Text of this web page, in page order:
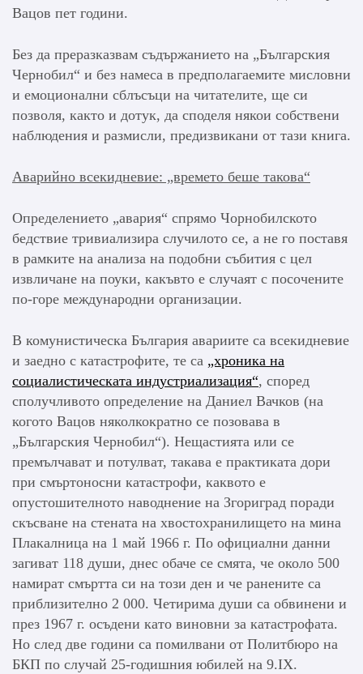
Вацов пет години.
Без да преразказвам съдържанието на „Българския
Чернобил“ и без намеса в предполагаемите мисловни
и емоционални сблъсъци на читателите, ще си
позволя, както и дотук, да споделя някои собствени
наблюдения и размисли, предизвикани от тази книга.
Аварийно всекидневие: „времето беше такова“
Определението „авария“ спрямо Чорнобилското
бедствие тривиализира случилото се, а не го поставя
в рамките на анализа на подобни събития с цел
извличане на поуки, какъвто е случаят с посочените
по-горе международни организации.
В комунистическа България авариите са всекидневие
и заедно с катастрофите, те са „хроника на
социалистическата индустриализация“, според
сполучливото определение на Даниел Вачков (на
когото Вацов няколкократно се позовава в
„Българския Чернобил“). Нещастията или се
премълчават и потулват, такава е практиката дори
при смъртоносни катастрофи, каквото е
опустошителното наводнение на Згориград поради
скъсване на стената на хвостохранилището на мина
Плакалница на 1 май 1966 г. По официални данни
загиват 118 души, днес обаче се смята, че около 500
намират смъртта си на този ден и че ранените са
приблизително 2 000. Четирима души са обвинени и
през 1967 г. осъдени като виновни за катастрофата.
Но след две години са помилвани от Политбюро на
БКП по случай 25-годишния юбилей на 9.IХ.